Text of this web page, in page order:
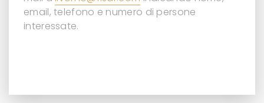
email, telefono e numero di persone
interessate.